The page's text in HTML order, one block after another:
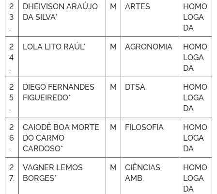
2
3
.
DHEIVISON ARAÚJO
DA SILVA*
M ARTES
HOMO
LOGA
DA
2
4
.
LOLA LITO RAÚL* M AGRONOMIA
HOMO
LOGA
DA
2
5
.
DIEGO FERNANDES
FIGUEIREDO*
M DTSA
HOMO
LOGA
DA
2
6
.
CAIODÊ BOA MORTE
DO CARMO
CARDOSO*
M FILOSOFIA
HOMO
LOGA
DA
2
7.
VAGNER LEMOS
BORGES*
M
CIÊNCIAS
AMB.
HOMO
LOGA
DA